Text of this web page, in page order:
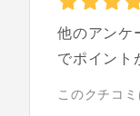
他のアンケ
でポイント
このクチコ